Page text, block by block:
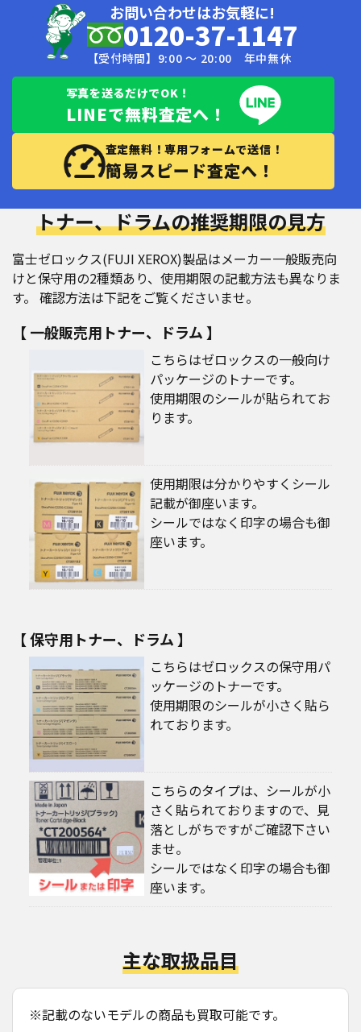
お問い合わせはお気軽に!
0120-37-1147
【受付時間】9:00 〜 20:00 年中無休
写真を送るだけでOK！
LINEで無料査定へ！
査定無料！専用フォームで送信！
簡易スピード査定へ！
トナー、ドラムの推奨期限の見方
富士ゼロックス(FUJI XEROX)製品はメーカー一般販売向
けと保守用の2種類あり、使用期限の記載方法も異なりま
す。 確認方法は下記をご覧くださいませ。
【 一般販売用トナー、ドラム 】
こちらはゼロックスの一般向け
パッケージのトナーです。
使用期限のシールが貼られてお
ります。
使用期限は分かりやすくシール
記載が御座います。
シールではなく印字の場合も御
座います。
【 保守用トナー、ドラム 】
こちらはゼロックスの保守用パ
ッケージのトナーです。
使用期限のシールが小さく貼ら
れております。
こちらのタイプは、シールが小
さく貼られておりますので、見
落としがちですがご確認下さい
ませ。
シールではなく印字の場合も御
座います。
主な取扱品目
※記載のないモデルの商品も買取可能です。